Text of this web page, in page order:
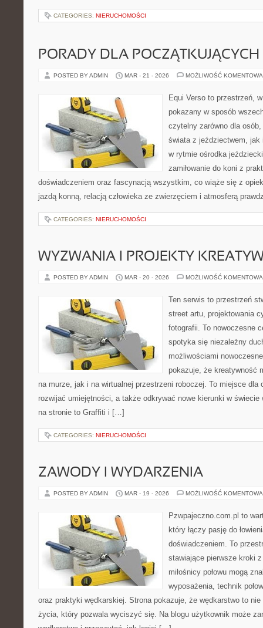
CATEGORIES: NIERUCHOMOŚCI
PORADY DLA POCZĄTKUJĄCYCH
POSTED BY ADMIN MAR - 21 - 2026 MOŻLIWOŚĆ
Equi Verso to przestrzeń,
pokazany w sposób
czytelny zarówno dla
świata z jeździectwem,
w rytmie ośrodka
zamiłowanie do koni z
doświadczeniem oraz fascynacją wszystkim, co wiąże się z
jazdą konną, relacją człowieka ze zwierzęciem i atmosferą
CATEGORIES: NIERUCHOMOŚCI
WYZWANIA I PROJEKTY
POSTED BY ADMIN MAR - 20 - 2026 MOŻLIWOŚĆ
Ten serwis to przestrzeń
street artu, projektowania
fotografii. To nowoczesne
spotyka się niezależny
możliwościami
pokazuje, że kreatywność
na murze, jak i na wirtualnej przestrzeni roboczej. To miejsce dla
rozwijać umiejętności, a także odkrywać nowe kierunki w
na stronie to Graffiti i […]
CATEGORIES: NIERUCHOMOŚCI
ZAWODY I WYDARZENIA
POSTED BY ADMIN MAR - 19 - 2026 MOŻLIWOŚĆ
Pzwpajeczno.com.pl to
który łączy pasję do
doświadczeniem. To
stawiające pierwsze kroki
miłośnicy połowu mogą
wyposażenia, technik
oraz praktyki wędkarskiej. Strona pokazuje, że wędkarstwo to
życia, który pozwala wyciszyć się. Na blogu użytkownik może